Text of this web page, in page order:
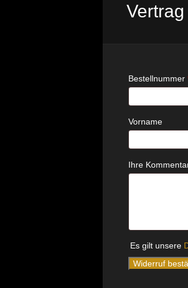
Bestellnummer
Vorname
Page URI
Ihre
Es gilt unsere
Widerruf